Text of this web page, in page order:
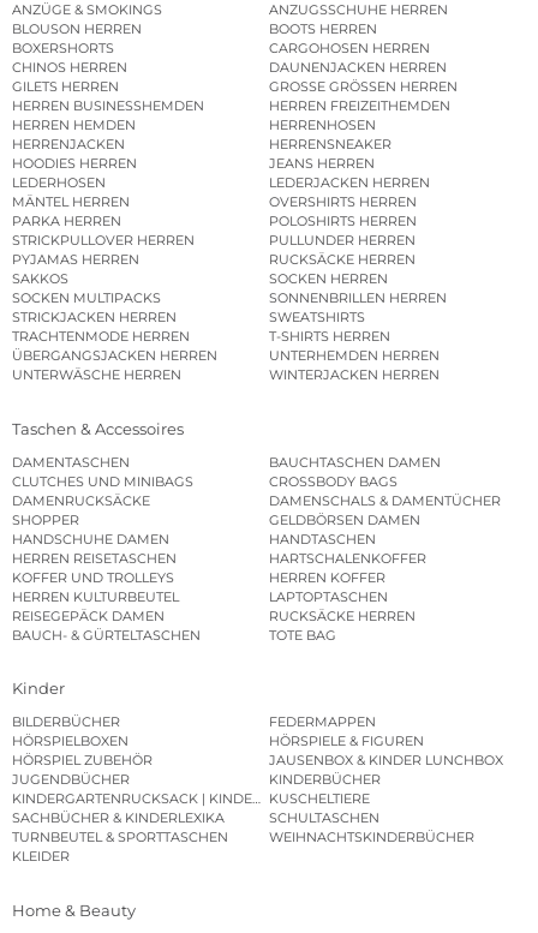
ANZÜGE & SMOKINGS
ANZUGSSCHUHE HERREN
BLOUSON HERREN
BOOTS HERREN
BOXERSHORTS
CARGOHOSEN HERREN
CHINOS HERREN
DAUNENJACKEN HERREN
GILETS HERREN
GROSSE GRÖSSEN HERREN
HERREN BUSINESSHEMDEN
HERREN FREIZEITHEMDEN
HERREN HEMDEN
HERRENHOSEN
HERRENJACKEN
HERRENSNEAKER
HOODIES HERREN
JEANS HERREN
LEDERHOSEN
LEDERJACKEN HERREN
MÄNTEL HERREN
OVERSHIRTS HERREN
PARKA HERREN
POLOSHIRTS HERREN
STRICKPULLOVER HERREN
PULLUNDER HERREN
PYJAMAS HERREN
RUCKSÄCKE HERREN
SAKKOS
SOCKEN HERREN
SOCKEN MULTIPACKS
SONNENBRILLEN HERREN
STRICKJACKEN HERREN
SWEATSHIRTS
TRACHTENMODE HERREN
T-SHIRTS HERREN
ÜBERGANGSJACKEN HERREN
UNTERHEMDEN HERREN
UNTERWÄSCHE HERREN
WINTERJACKEN HERREN
Taschen & Accessoires
DAMENTASCHEN
BAUCHTASCHEN DAMEN
CLUTCHES UND MINIBAGS
CROSSBODY BAGS
DAMENRUCKSÄCKE
DAMENSCHALS & DAMENTÜCHER
SHOPPER
GELDBÖRSEN DAMEN
HANDSCHUHE DAMEN
HANDTASCHEN
HERREN REISETASCHEN
HARTSCHALENKOFFER
KOFFER UND TROLLEYS
HERREN KOFFER
HERREN KULTURBEUTEL
LAPTOPTASCHEN
REISEGEPÄCK DAMEN
RUCKSÄCKE HERREN
BAUCH- & GÜRTELTASCHEN
TOTE BAG
Kinder
BILDERBÜCHER
FEDERMAPPEN
HÖRSPIELBOXEN
HÖRSPIELE & FIGUREN
HÖRSPIEL ZUBEHÖR
JAUSENBOX & KINDER LUNCHBOX
JUGENDBÜCHER
KINDERBÜCHER
KINDERGARTENRUCKSACK | KINDERGARTENBEUTEL
KUSCHELTIERE
SACHBÜCHER & KINDERLEXIKA
SCHULTASCHEN
TURNBEUTEL & SPORTTASCHEN
WEIHNACHTSKINDERBÜCHER
KLEIDER
Home & Beauty